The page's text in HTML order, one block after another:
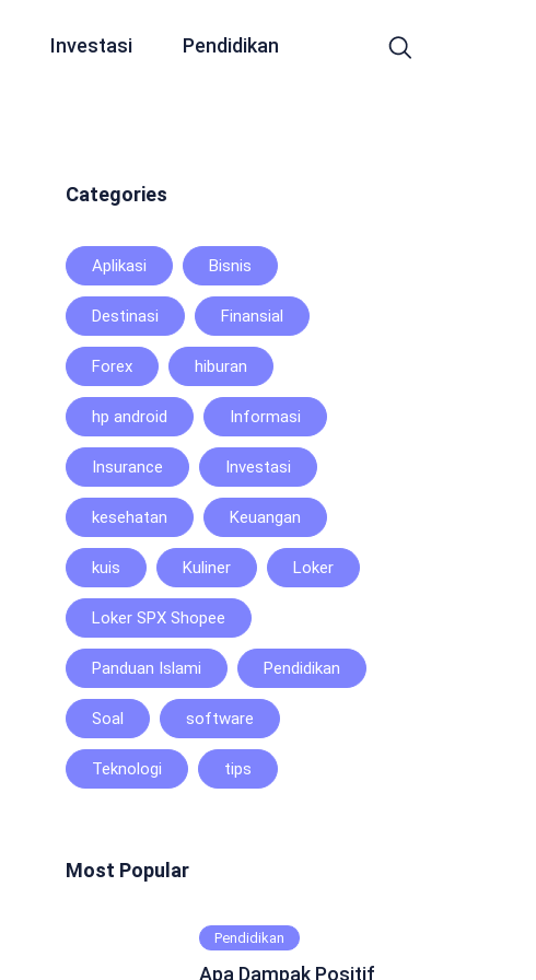
Investasi Pendidikan
Categories
Aplikasi Bisnis
Destinasi Finansial
Forex hiburan
hp android Informasi
Insurance Investasi
kesehatan Keuangan
kuis Kuliner Loker
Loker SPX Shopee
Panduan Islami Pendidikan
Soal software
Teknologi tips
Most Popular
Pendidikan
Apa Dampak Positif